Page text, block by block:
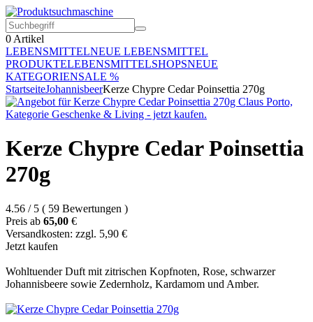
0 Artikel
LEBENSMITTELNEUE LEBENSMITTEL
PRODUKTELEBENSMITTELSHOPSNEUE
KATEGORIENSALE %
StartseiteJohannisbeerKerze Chypre Cedar Poinsettia 270g
Kerze Chypre Cedar Poinsettia
270g
4.56 / 5 ( 59 Bewertungen )
Preis ab 65,00 €
Versandkosten: zzgl. 5,90 €
Jetzt kaufen
Wohltuender Duft mit zitrischen Kopfnoten, Rose, schwarzer
Johannisbeere sowie Zedernholz, Kardamom und Amber.